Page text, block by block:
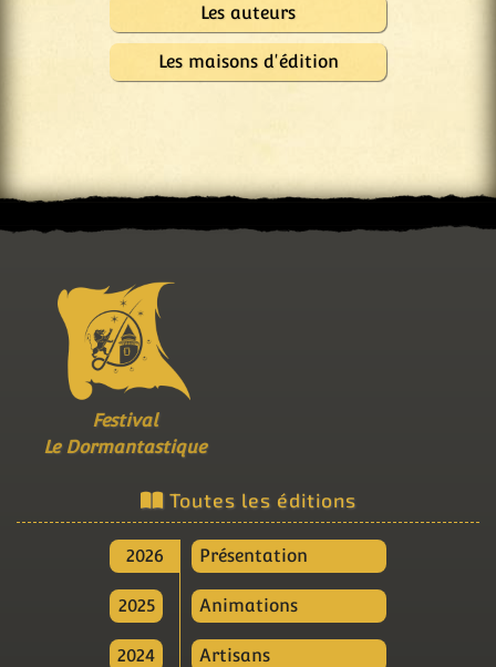
Les auteurs
Les maisons d'édition
Festival
Le Dormantastique
Toutes les éditions
2026
2025
2024
Présentation
Animations
Artisans